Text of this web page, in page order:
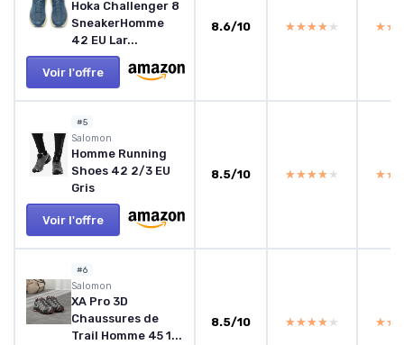
Hoka Challenger 8
SneakerHomme
42 EU Lar...
Voir l'offre
8.6/10 ★★★★★
★★★★★
#5
Salomon
Homme Running
Shoes 42 2/3 EU
Gris
Voir l'offre
8.5/10 ★★★★★
★★★★★
#6
Salomon
XA Pro 3D
Chaussures de
Trail Homme 45 1...
8.5/10 ★★★★★
★★★★★